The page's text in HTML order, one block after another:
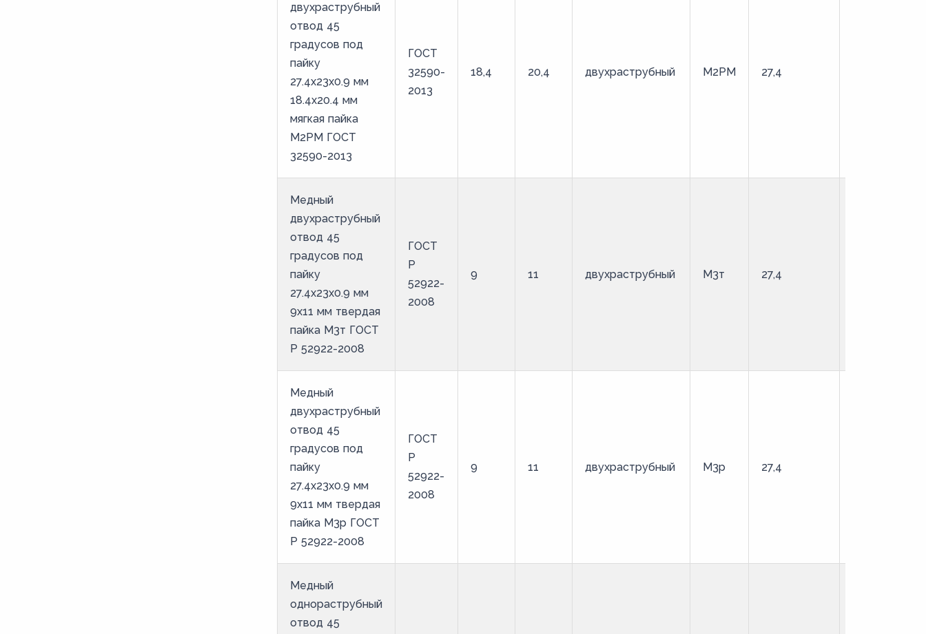
двухраструбный
отвод 45
градусов под
пайку
27.4х23х0.9 мм
18.4х20.4 мм
мягкая пайка
М2РМ ГОСТ
32590-2013
ГОСТ
32590-
2013
18,4 20,4 двухраструбный М2РМ 27,4
Медный
двухраструбный
отвод 45
градусов под
пайку
27.4х23х0.9 мм
9х11 мм твердая
пайка М3т ГОСТ
Р 52922-2008
ГОСТ
Р
52922-
2008
9 11 двухраструбный М3т 27,4
Медный
двухраструбный
отвод 45
градусов под
пайку
27.4х23х0.9 мм
9х11 мм твердая
пайка М3р ГОСТ
Р 52922-2008
ГОСТ
Р
52922-
2008
9 11 двухраструбный М3р 27,4
Медный
однораструбный
отвод 45